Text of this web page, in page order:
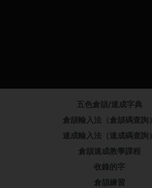
五色倉頡/速成字典
倉頡輸入法（倉頡碼查詢）
速成輸入法（速成碼查詢）
倉頡速成教學課程
收錄的字
倉頡練習